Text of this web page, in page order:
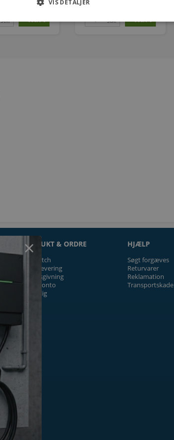
stk. stk.
PRODUKT & ORDRE
Prismatch
Fragt/levering
Tilbudsgivning
Firmakonto
Offentlig
HJÆLP
Søgt forgæves
Returvarer
Reklamation
Transportskade
VIS DETALJER